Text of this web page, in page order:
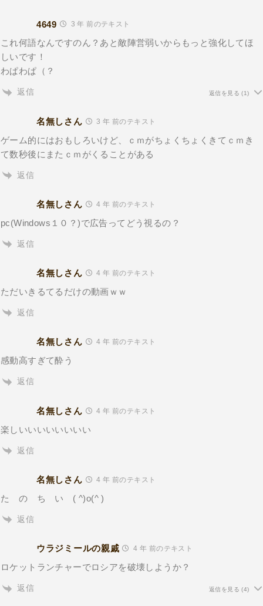
4649 3 年 前のテキスト
これ何語なんですのん？あと敵陣営弱いからもっと強化してほ
しいです！
わぱわぱ（？
返信 返信を見る (1)
名無しさん 3 年 前のテキスト
ゲーム的にはおもしろいけど、ｃｍがちょくちょくきてｃｍき
て数秒後にまたｃｍがくることがある
返信
名無しさん 4 年 前のテキスト
pc(Windows１０？)で広告ってどう視るの？
返信
名無しさん 4 年 前のテキスト
ただいきるてるだけの動画ｗｗ
返信
名無しさん 4 年 前のテキスト
感動高すぎて酔う
返信
名無しさん 4 年 前のテキスト
楽しいいいいいいいい
返信
名無しさん 4 年 前のテキスト
た の ち い ( ^)o(^ )
返信
ウラジミールの親戚 4 年 前のテキスト
ロケットランチャーでロシアを破壊しようか？
返信 返信を見る (4)